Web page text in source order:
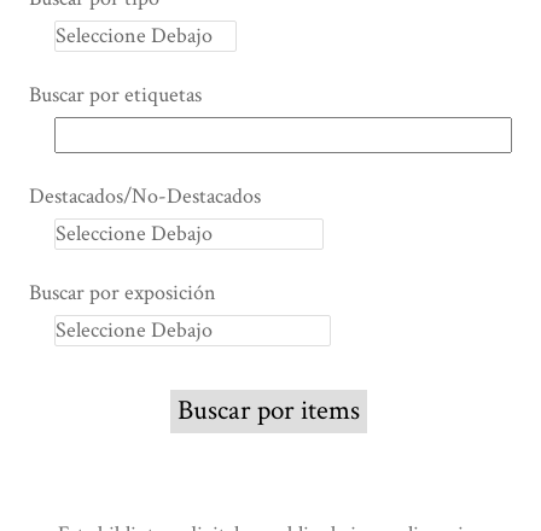
Buscar por etiquetas
Destacados/No-Destacados
Buscar por exposición